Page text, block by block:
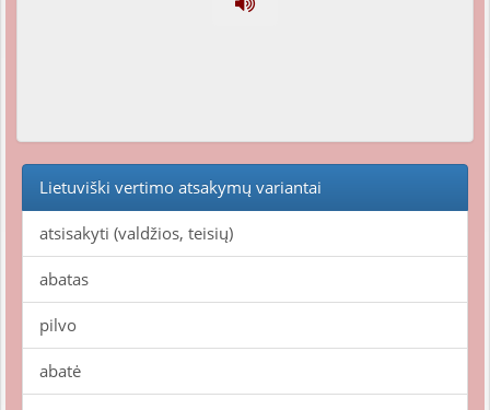
Lietuviški vertimo atsakymų variantai
atsisakyti (valdžios, teisių)
abatas
pilvo
abatė